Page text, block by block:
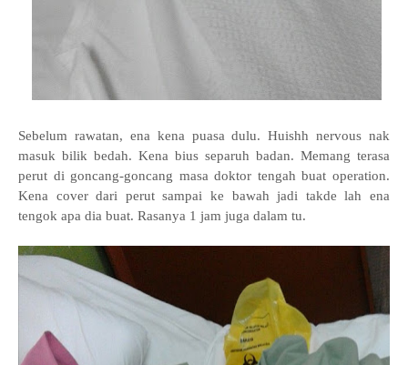
Sebelum rawatan, ena kena puasa dulu. Huishh nervous nak
masuk bilik bedah. Kena bius separuh badan. Memang terasa
perut di goncang-goncang masa doktor tengah buat operation.
Kena cover dari perut sampai ke bawah jadi takde lah ena
tengok apa dia buat. Rasanya 1 jam juga dalam tu.